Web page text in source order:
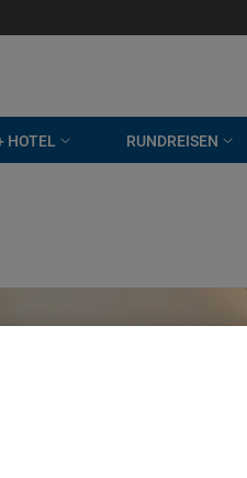
HOTEL RUNDREISEN